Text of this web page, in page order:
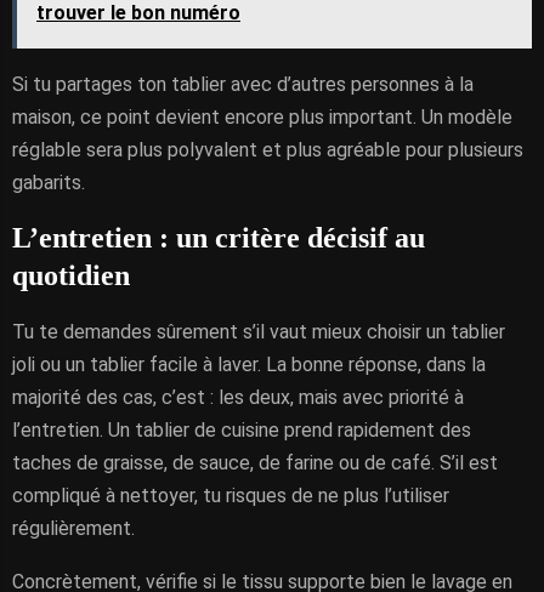
trouver le bon numéro
Si tu partages ton tablier avec d’autres personnes à la
maison, ce point devient encore plus important. Un modèle
réglable sera plus polyvalent et plus agréable pour plusieurs
gabarits.
L’entretien : un critère décisif au
quotidien
Tu te demandes sûrement s’il vaut mieux choisir un tablier
joli ou un tablier facile à laver. La bonne réponse, dans la
majorité des cas, c’est : les deux, mais avec priorité à
l’entretien. Un tablier de cuisine prend rapidement des
taches de graisse, de sauce, de farine ou de café. S’il est
compliqué à nettoyer, tu risques de ne plus l’utiliser
régulièrement.
Concrètement, vérifie si le tissu supporte bien le lavage en